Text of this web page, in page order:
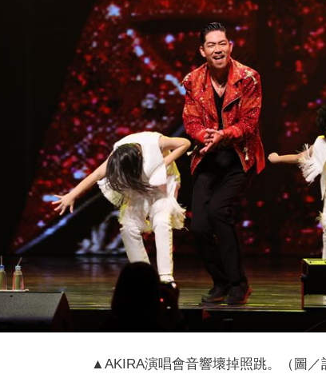
▲AKIRA演唱會音響壞掉照跳。（圖／